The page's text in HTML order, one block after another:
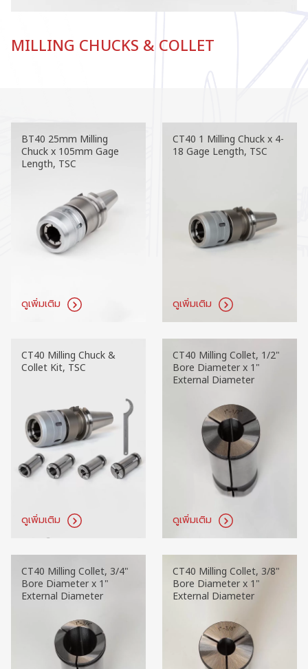
MILLING CHUCKS & COLLET
BT40 25mm Milling
Chuck x 105mm Gage
Length, TSC
ดูเพิ่มเติม
CT40 1 Milling Chuck x 4-
18 Gage Length, TSC
ดูเพิ่มเติม
CT40 Milling Chuck &
Collet Kit, TSC
ดูเพิ่มเติม
CT40 Milling Collet, 1/2"
Bore Diameter x 1"
External Diameter
ดูเพิ่มเติม
CT40 Milling Collet, 3/4"
Bore Diameter x 1"
External Diameter
CT40 Milling Collet, 3/8"
Bore Diameter x 1"
External Diameter